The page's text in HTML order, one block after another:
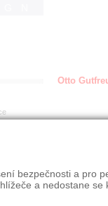
Otto
bezpečnosti a pro
a nedostane se